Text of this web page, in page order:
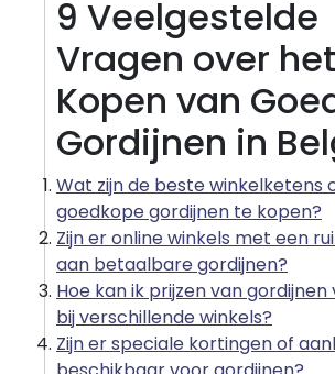
9 Veelgestelde
Vragen over het
Kopen van
Gordijnen in
Wat zijn de beste winkelketens
goedkope gordijnen te kopen?
Zijn er online winkels met een
aan betaalbare gordijnen?
Hoe kan ik prijzen van
bij verschillende winkels?
Zijn er speciale kortingen of